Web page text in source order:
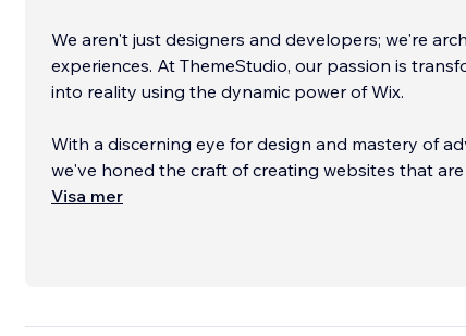
We aren't just designers and developers; we're
experiences. At ThemeStudio, our passion is
into reality using the dynamic power of Wix.
With a discerning eye for design and mastery of
we've honed the craft of creating websites that
but also seamlessly functional. Our journey started
Visa mer